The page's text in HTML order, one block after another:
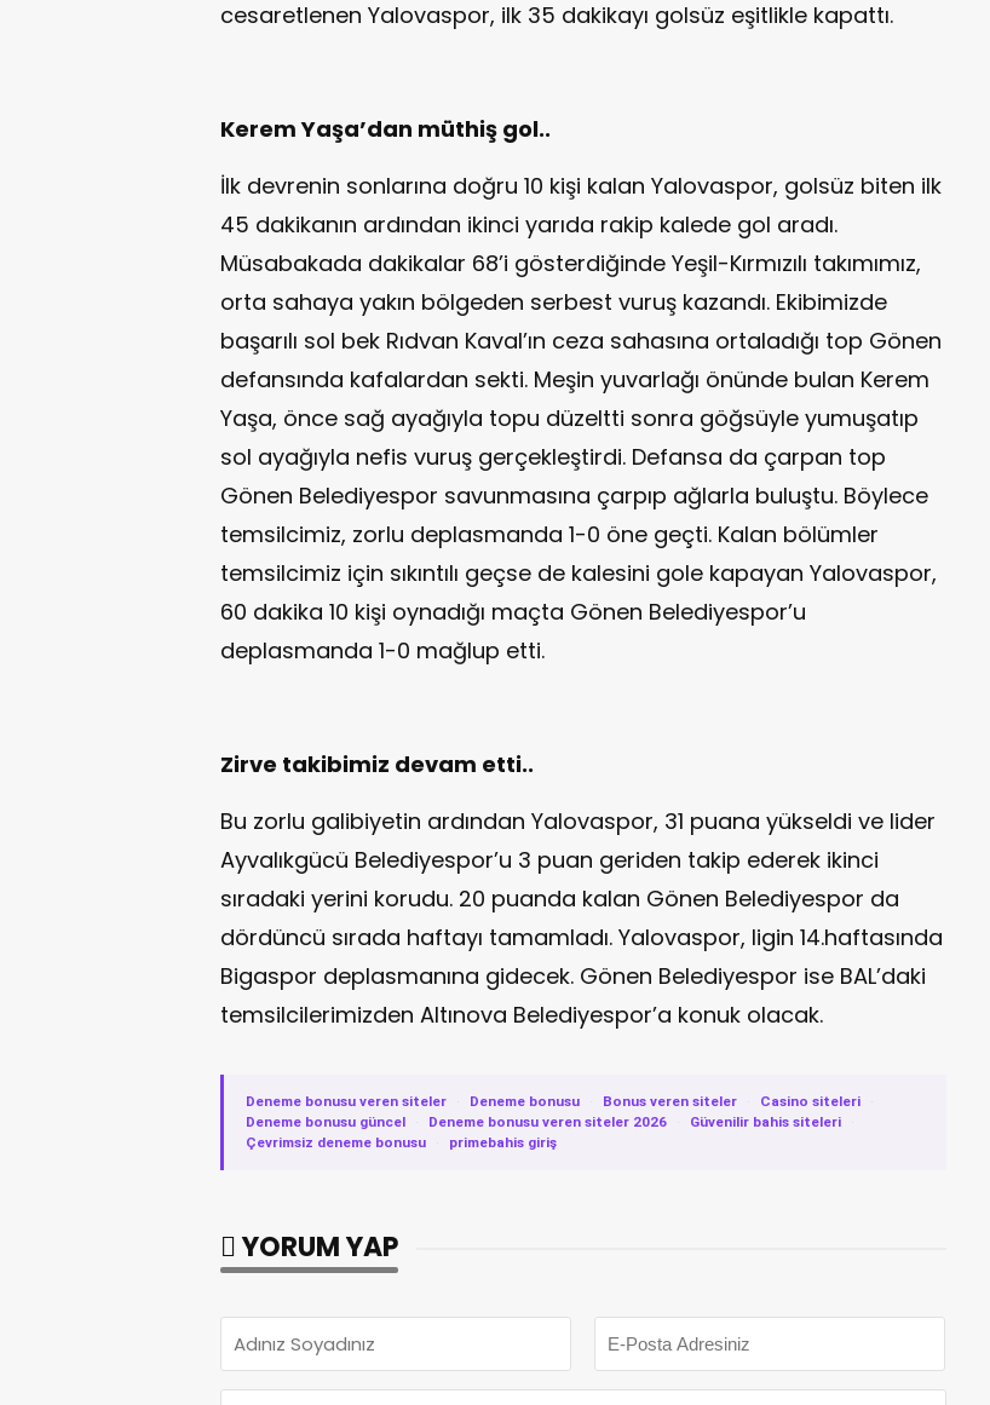
cesaretlenen Yalovaspor, ilk 35 dakikayı golsüz eşitlikle kapattı.
Kerem Yaşa’dan müthiş gol..
İlk devrenin sonlarına doğru 10 kişi kalan Yalovaspor, golsüz biten ilk
45 dakikanın ardından ikinci yarıda rakip kalede gol aradı.
Müsabakada dakikalar 68’i gösterdiğinde Yeşil-Kırmızılı takımımız,
orta sahaya yakın bölgeden serbest vuruş kazandı. Ekibimizde
başarılı sol bek Rıdvan Kaval’ın ceza sahasına ortaladığı top Gönen
defansında kafalardan sekti. Meşin yuvarlağı önünde bulan Kerem
Yaşa, önce sağ ayağıyla topu düzeltti sonra göğsüyle yumuşatıp
sol ayağıyla nefis vuruş gerçekleştirdi. Defansa da çarpan top
Gönen Belediyespor savunmasına çarpıp ağlarla buluştu. Böylece
temsilcimiz, zorlu deplasmanda 1-0 öne geçti. Kalan bölümler
temsilcimiz için sıkıntılı geçse de kalesini gole kapayan Yalovaspor,
60 dakika 10 kişi oynadığı maçta Gönen Belediyespor’u
deplasmanda 1-0 mağlup etti.
Zirve takibimiz devam etti..
Bu zorlu galibiyetin ardından Yalovaspor, 31 puana yükseldi ve lider
Ayvalıkgücü Belediyespor’u 3 puan geriden takip ederek ikinci
sıradaki yerini korudu. 20 puanda kalan Gönen Belediyespor da
dördüncü sırada haftayı tamamladı. Yalovaspor, ligin 14.haftasında
Bigaspor deplasmanına gidecek. Gönen Belediyespor ise BAL’daki
temsilcilerimizden Altınova Belediyespor’a konuk olacak.
Deneme bonusu veren siteler · Deneme bonusu · Bonus veren siteler · Casino siteleri
·
Deneme bonusu güncel
· Deneme bonusu veren siteler 2026 · Güvenilir bahis siteleri
·
Çevrimsiz deneme bonusu
· primebahis giriş
YORUM YAP